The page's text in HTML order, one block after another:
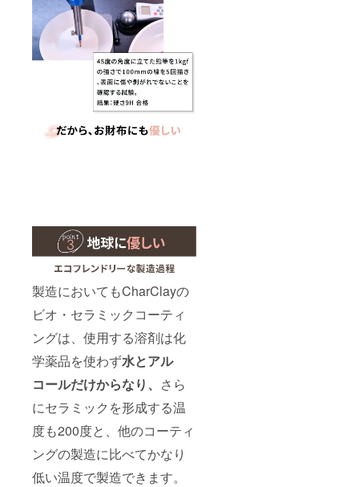
製造においてもCharClayの
ビオ・セラミックコーティ
ングは、使用する溶剤は化
学薬品を使わず水とアル
コールだけからなり、 さら
にセラミックを形成する温
度も200度と、他のコーティ
ングの製造に比べてかなり
低い温度で製造できます。